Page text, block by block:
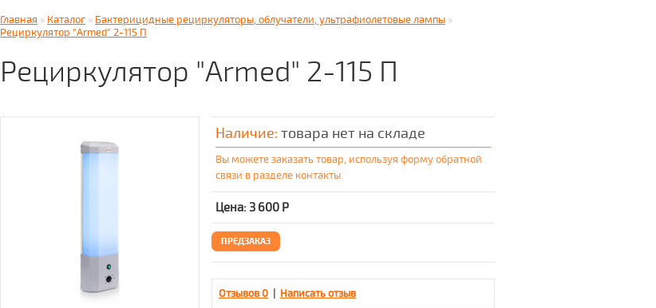
zabota16.ru
Всегда на связи !!! (Wats App)+79178595365.
Главная » Каталог » Бактерицидные рециркуляторы, облучатели, ультрафиолетовые лампы »
Рециркулятор "Armed" 2-115 П
Рециркулятор "Armed" 2-115 П
Наличие: товара нет на складе
Вы можете заказать товар, используя форму обратной
связи в разделе контакты
Цена: 3 600 Р
ПРЕДЗАКАЗ
Отзывов 0 Написать отзыв